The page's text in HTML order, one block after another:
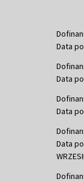
Data
Data
Data
Data